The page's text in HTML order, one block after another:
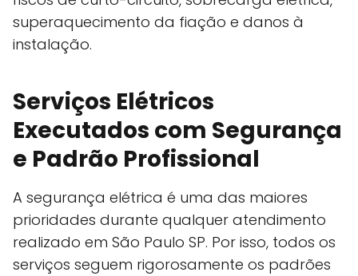
superaquecimento da fiação e danos à
instalação.
Serviços Elétricos
Executados com Segurança
e Padrão Profissional
A segurança elétrica é uma das maiores
prioridades durante qualquer atendimento
realizado em São Paulo SP. Por isso, todos os
serviços seguem rigorosamente os padrões